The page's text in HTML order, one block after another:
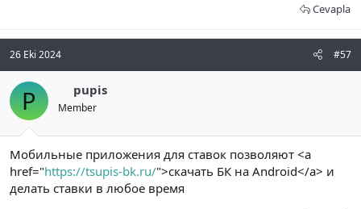
Cevapla
26 Eki 2024 #57
P pupis
Member
Мобильные приложения для ставок позволяют <a
href="https://tsupis-bk.ru/">скачать БК на Android</a> и
делать ставки в любое время